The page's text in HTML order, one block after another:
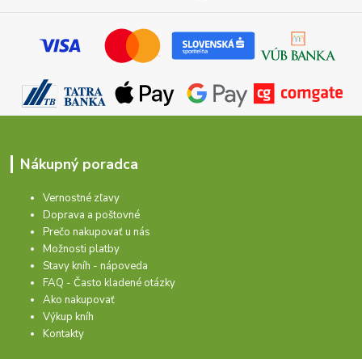
Nákupný poradca
Vernostné zľavy
Doprava a poštovné
Prečo nakupovať u nás
Možnosti platby
Stavy kníh - nápoveda
FAQ - Často kladené otázky
Ako nakupovať
Výkup kníh
Kontakty